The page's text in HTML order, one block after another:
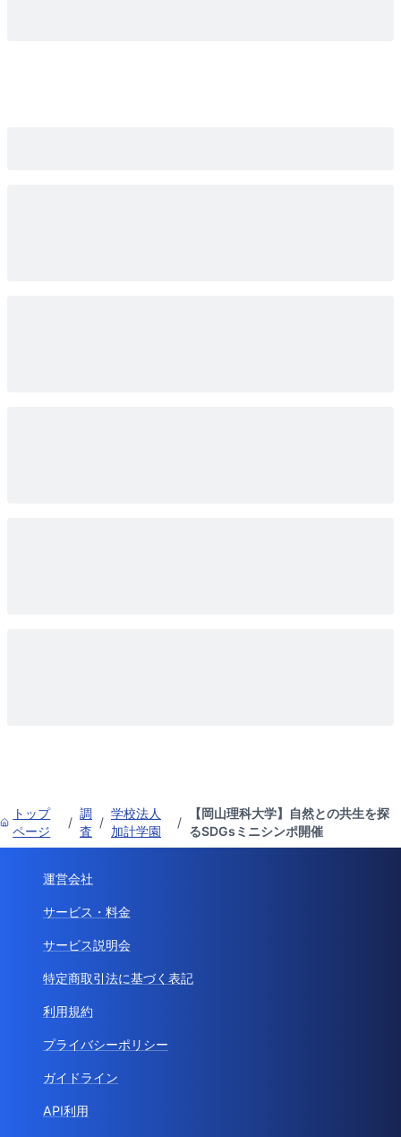
トップ
ページ
/
調
査
/
学校法人
加計学園
/
【岡山理科大学】自然との共生を探
るSDGsミニシンポ開催
運営会社
サービス・料金
サービス説明会
特定商取引法に基づく表記
利用規約
プライバシーポリシー
ガイドライン
API利用